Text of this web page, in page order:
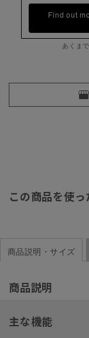
Find out
あくま
この商品を使
商品説明・サイズ
商品説明
主な機能